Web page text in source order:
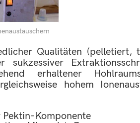
Qualitäten (pelletiert,
sukzessiver
erhaltener
hohem
Pektin-Komponente